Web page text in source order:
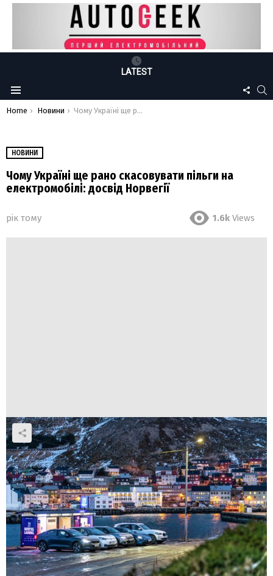
LATEST
Menu
US
You are here:
Home Новини Чому Україні ще рано скасовувати пільги на електромобілі: досвід Норвегії
НОВИНИ
Чому Україні ще рано скасовувати пільги на
електромобілі: досвід Норвегії
рік тому 1.6k Views